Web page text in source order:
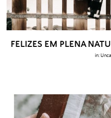
FELIZES EM PLENA
in: